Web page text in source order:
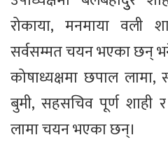
रोकाया, मनमाया वली
सर्वसम्मत चयन भएका छन्
कोषाध्यक्षमा छपाल लामा,
बुमी, सहसचिव पूर्ण शाही
लामा चयन भएका छन्।